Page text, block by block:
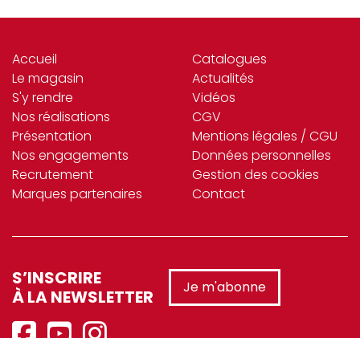
Accueil
Le magasin
S'y rendre
Nos réalisations
Présentation
Nos engagements
Recrutement
Marques partenaires
Catalogues
Actualités
Vidéos
CGV
Mentions légales / CGU
Données personnelles
Gestion des cookies
Contact
S’INSCRIRE
À LA NEWSLETTER
Je m'abonne